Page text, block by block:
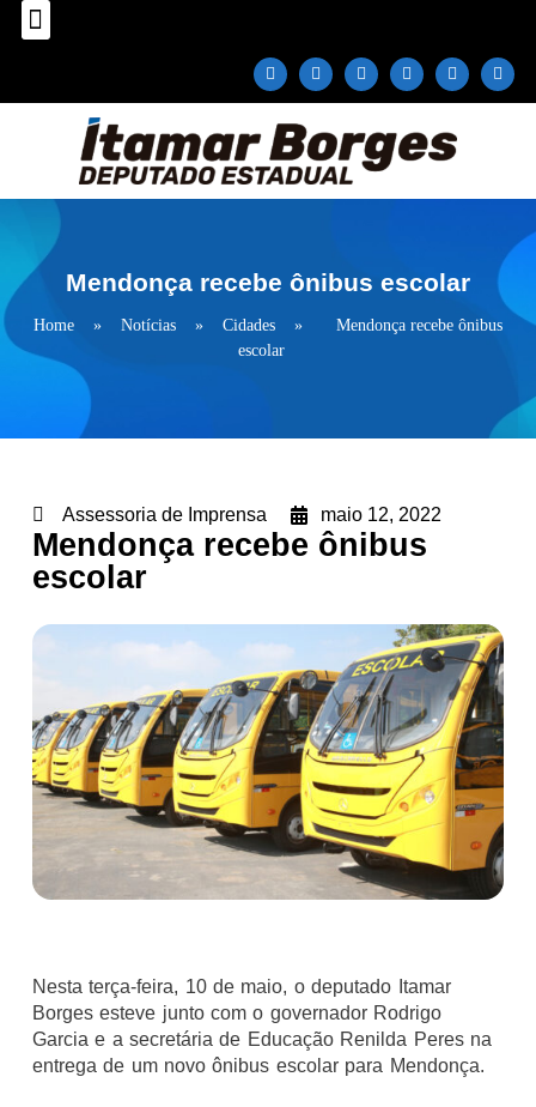
Mendonça recebe ônibus escolar
Home » Notícias » Cidades »
Mendonça recebe ônibus
escolar
Assessoria de Imprensa maio 12, 2022
Mendonça recebe ônibus
escolar
Nesta terça-feira, 10 de maio, o deputado Itamar
Borges esteve junto com o governador Rodrigo
Garcia e a secretária de Educação Renilda Peres na
entrega de um novo ônibus escolar para Mendonça.